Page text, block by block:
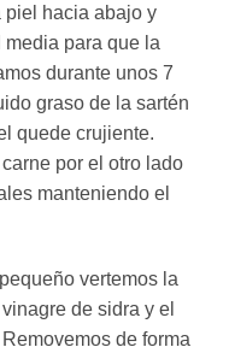
piel hacia abajo y
para que la
durante unos 7
graso de la sartén
quede crujiente.
por el otro lado
manteniendo el
vertemos la
de sidra y el
de forma